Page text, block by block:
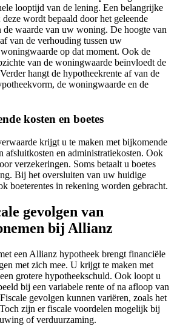
looptijd van de lening. Een belangrijke
wordt bepaald door het geleende
de waarde van uw woning. De hoogte van
van de verhouding tussen uw
op dat moment. Ook de
van de woningwaarde beïnvloedt de
hangt de hypotheekrente af van de
de woningwaarde en de
kosten en boetes
krijgt u te maken met bijkomende
afsluitkosten en administratiekosten. Ook
verzekeringen. Soms betaalt u boetes
Bij het oversluiten van uw huidige
boeterentes in rekening worden gebracht.
gevolgen van
bij Allianz
een Allianz hypotheek brengt financiële
met zich mee. U krijgt te maken met
grotere hypotheekschuld. Ook loopt u
bij een variabele rente of na afloop van
gevolgen kunnen variëren, zoals het
zijn er fiscale voordelen mogelijk bij
of verduurzaming.